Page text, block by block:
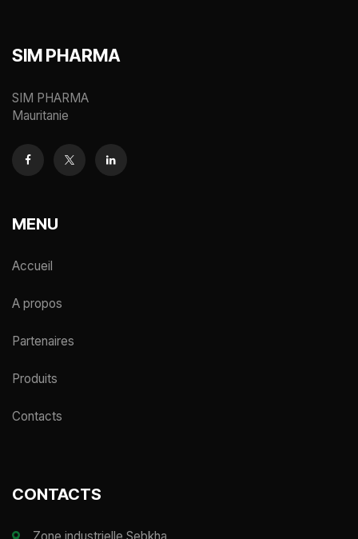
SIM PHARMA
SIM PHARMA
Mauritanie
MENU
Accueil
A propos
Partenaires
Produits
Contacts
CONTACTS